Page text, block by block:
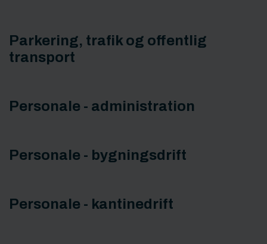
Parkering, trafik og offentlig
transport
Personale - administration
Personale - bygningsdrift
Personale - kantinedrift